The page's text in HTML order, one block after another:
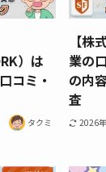
）は
コミ・
タクミ
【株
業の
の内
査
2026